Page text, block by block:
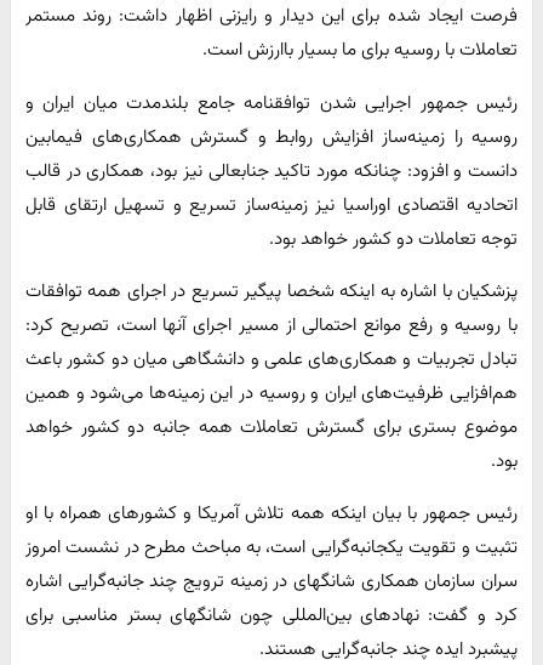
فرصت ایجاد شده برای این دیدار و رایزنی اظهار داشت: روند مستمر
تعاملات با روسیه برای ما بسیار باارزش است.
رئیس جمهور اجرایی شدن توافقنامه جامع بلندمدت میان ایران و
روسیه را زمینه‌ساز افزایش روابط و گسترش همکاری‌های فیمابین
دانست و افزود: چنانکه مورد تاکید جنابعالی نیز بود، همکاری در قالب
اتحادیه اقتصادی اوراسیا نیز زمینه‌ساز تسریع و تسهیل ارتقای قابل
توجه تعاملات دو کشور خواهد بود.
پزشکیان با اشاره به اینکه شخصا پیگیر تسریع در اجرای همه توافقات
با روسیه و رفع موانع احتمالی از مسیر اجرای آنها است، تصریح کرد:
تبادل تجربیات و همکاری‌های علمی و دانشگاهی میان دو کشور باعث
هم‌افزایی ظرفیت‌های ایران و روسیه در این زمینه‌ها می‌شود و همین
موضوع بستری برای گسترش تعاملات همه جانبه دو کشور خواهد
بود.
رئیس جمهور با بیان اینکه همه تلاش آمریکا و کشورهای همراه با او
تثبیت و تقویت یکجانبه‌گرایی است، به مباحث مطرح در نشست امروز
سران سازمان همکاری شانگهای در زمینه ترویج چند جانبه‌گرایی اشاره
کرد و گفت: نهادهای بین‌المللی چون شانگهای بستر مناسبی برای
پیشبرد ایده چند جانبه‌گرایی هستند.